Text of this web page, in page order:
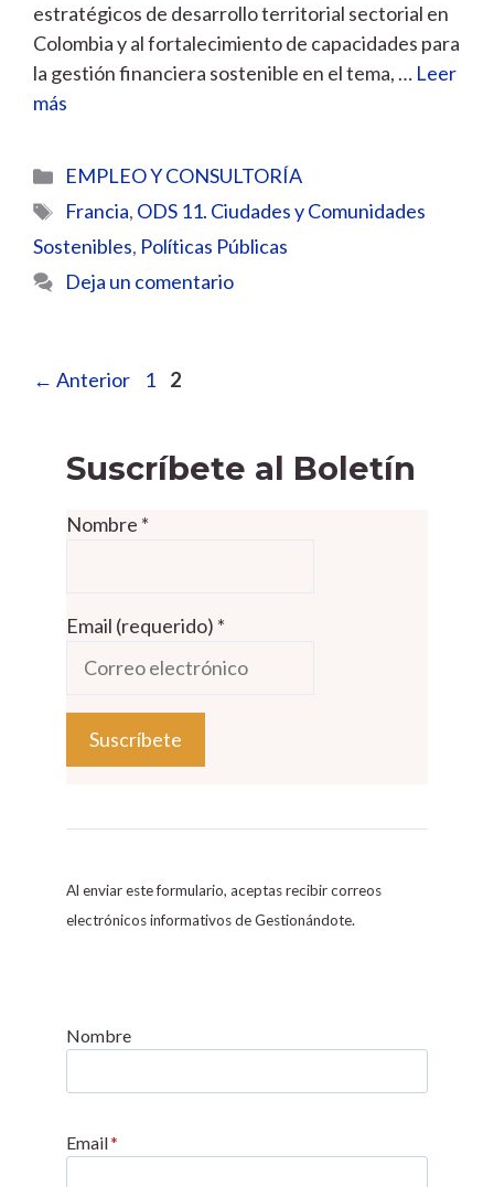
estratégicos de desarrollo territorial sectorial en
Colombia y al fortalecimiento de capacidades para
la gestión financiera sostenible en el tema, … Leer
más
Categorías
EMPLEO Y CONSULTORÍA
Etiquetas
Francia, ODS 11. Ciudades y Comunidades
Sostenibles, Políticas Públicas
Deja un comentario
← Anterior Página
1 Página
2
Suscríbete al Boletín
Nombre *
Email (requerido) *
o
s
t
C
n
a
Al enviar este formulario, aceptas recibir correos
electrónicos informativos de Gestionándote.
Nombre
Email*